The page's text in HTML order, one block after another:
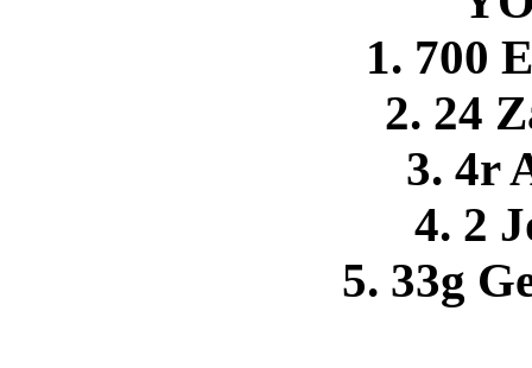
1. 700
2. 24
3. 4r
4. 2
5. 33g